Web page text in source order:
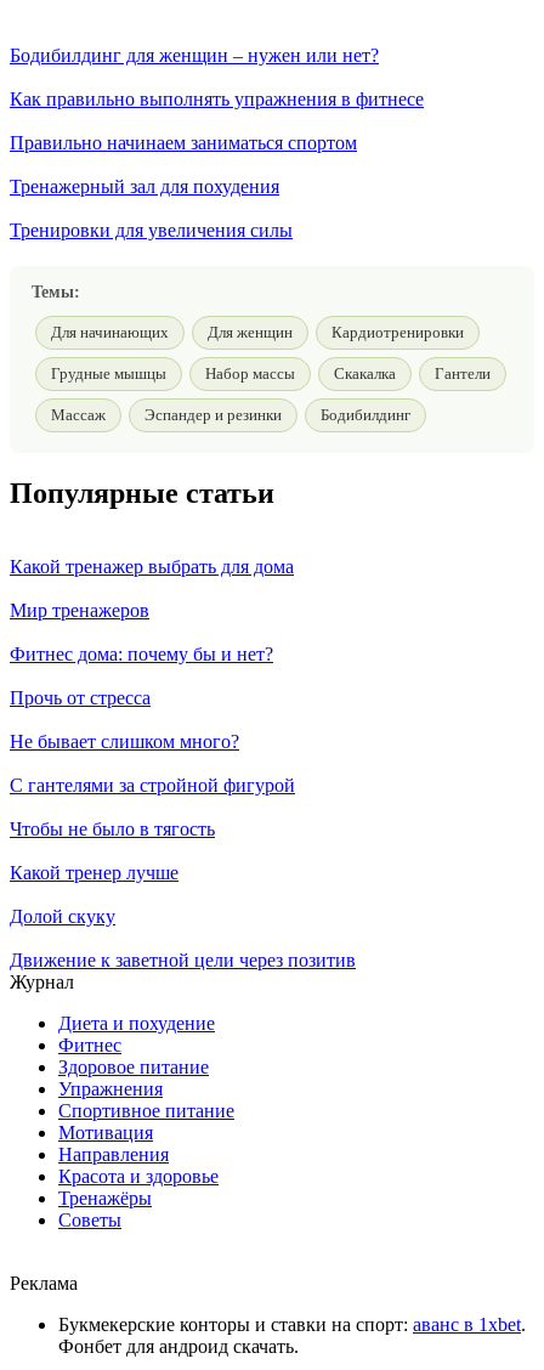
Бодибилдинг для женщин – нужен или нет?
Как правильно выполнять упражнения в фитнесе
Правильно начинаем заниматься спортом
Тренажерный зал для похудения
Тренировки для увеличения силы
Темы:
Для начинающих Для женщин Кардиотренировки
Грудные мышцы Набор массы Скакалка Гантели
Массаж Эспандер и резинки Бодибилдинг
Популярные статьи
Какой тренажер выбрать для дома
Мир тренажеров
Фитнес дома: почему бы и нет?
Прочь от стресса
Не бывает слишком много?
С гантелями за стройной фигурой
Чтобы не было в тягость
Какой тренер лучше
Долой скуку
Движение к заветной цели через позитив
Журнал
Диета и похудение
Фитнес
Здоровое питание
Упражнения
Спортивное питание
Мотивация
Направления
Красота и здоровье
Тренажёры
Советы
Реклама
Букмекерские конторы и ставки на спорт: аванс в 1xbet.
Фонбет для андроид скачать.